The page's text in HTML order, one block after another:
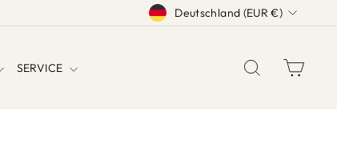
WÄHRUNG
Deutschland (EUR €)
SERVICE SUCHE